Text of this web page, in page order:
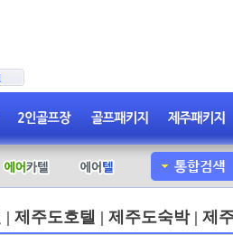
| 제주도호텔 | 제주도숙박 | 제